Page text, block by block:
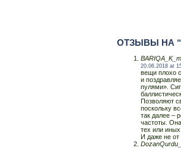
ОТЗЫВЫ НА
20.06.2018 at
вещи плохо
и
пулями».
Позволяют
поскольку
так далее –
частоты.
тех или
И даже не от